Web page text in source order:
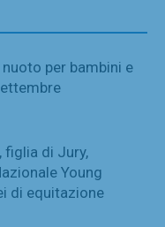
per bambini e
figlia di Jury,
Young
di equitazione